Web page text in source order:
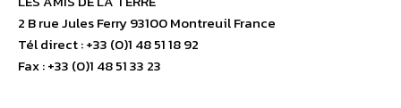
2 B rue Jules Ferry 93100 Montreuil France
Tél direct : +33 (0)1 48 51 18 92
Fax : +33 (0)1 48 51 33 23